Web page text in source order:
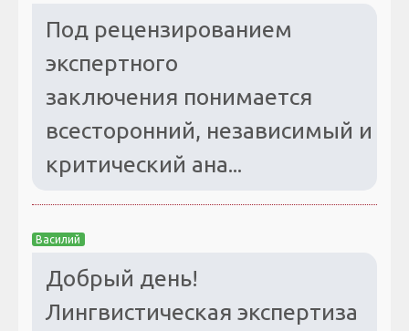
Под рецензированием
экспертного
заключения понимается
всесторонний, независимый и
критический ана...
Василий
Добрый день!
Лингвистическая экспертиза